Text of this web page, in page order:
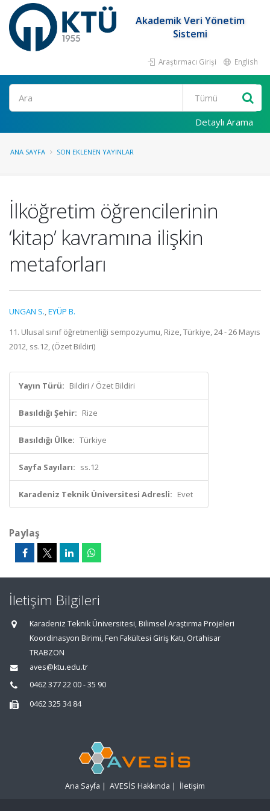
Akademik Veri Yönetim
Sistemi
Araştırmacı Girişi English
Ara
Detaylı Arama
ANA SAYFA SON EKLENEN YAYINLAR
İlköğretim öğrencilerinin
‘kitap’ kavramına ilişkin
metaforları
UNGAN S.,EYÜP B.
11. Ulusal sınıf öğretmenliği sempozyumu, Rize, Türkiye, 24 - 26 Mayıs
2012, ss.12, (Özet Bildiri)
Yayın Türü: Bildiri / Özet Bildiri
Basıldığı Şehir: Rize
Basıldığı Ülke: Türkiye
Sayfa Sayıları: ss.12
Karadeniz Teknik Üniversitesi Adresli: Evet
Paylaş
İletişim Bilgileri
Karadeniz Teknik Üniversitesi, Bilimsel Araştırma Projeleri
Koordinasyon Birimi, Fen Fakültesi Giriş Katı, Ortahisar
TRABZON
aves@ktu.edu.tr
0462 377 22 00 - 35 90
0462 325 34 84
Ana Sayfa | AVESİS Hakkında | İletişim